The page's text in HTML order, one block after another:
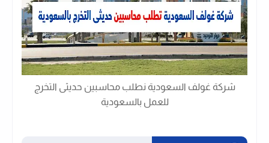
شركة غولف السعودية نطلب محاسبين حديثى التخرج
للعمل بالسعودية